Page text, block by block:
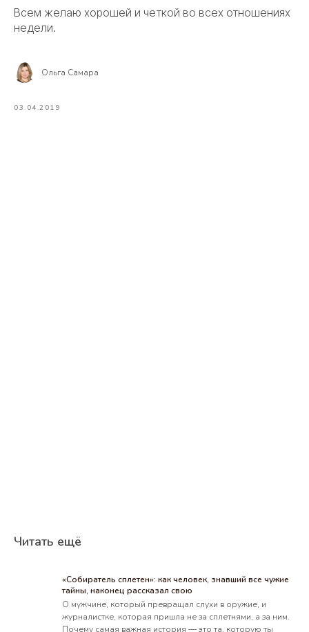
Всем желаю хорошей и четкой во всех отношениях
недели.
Ольга Самара
03.04.2019
Читать ещё
«Собиратель сплетен»: как человек, знавший все чужие
тайны, наконец рассказал свою
О мужчине, который превращал слухи в оружие, и
журналистке, которая пришла не за сплетнями, а за ним.
Почему самая важная история — это та, которую ты